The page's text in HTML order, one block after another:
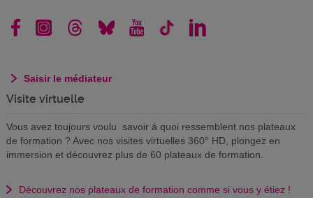
Saisir le médiateur
Visite virtuelle
Vous avez toujours voulu savoir à quoi ressemblent nos plateaux
de formation ? Avec nos visites virtuelles 360° HD, plongez en
immersion et découvrez plus de 60 plateaux de formation.
Découvrez nos plateaux de formation comme si vous y étiez !